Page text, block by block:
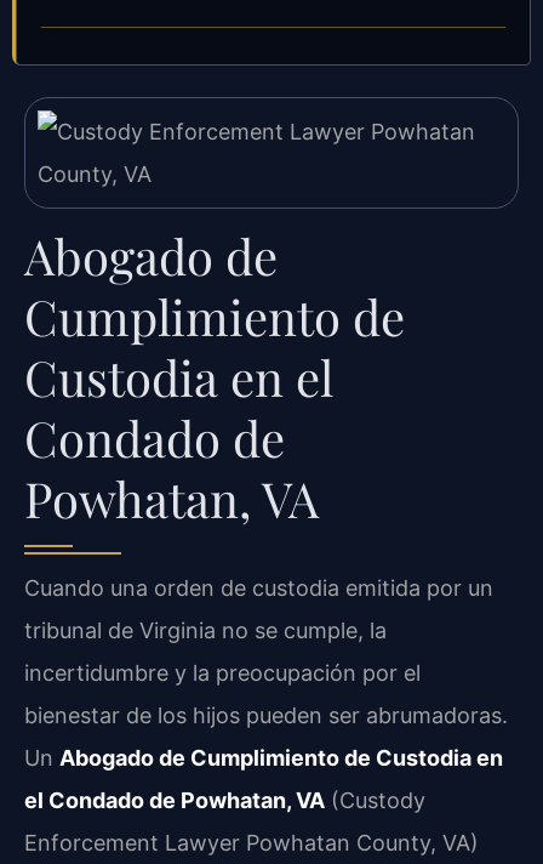
Abogado de
Cumplimiento de
Custodia en el
Condado de
Powhatan, VA
Cuando una orden de custodia emitida por un
tribunal de Virginia no se cumple, la
incertidumbre y la preocupación por el
bienestar de los hijos pueden ser abrumadoras.
Un Abogado de Cumplimiento de Custodia en
el Condado de Powhatan, VA (Custody
Enforcement Lawyer Powhatan County, VA)